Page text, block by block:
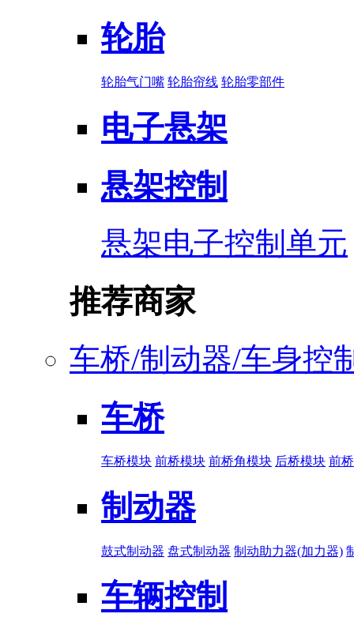
轮胎
轮胎气门嘴 轮胎帘线 轮胎零部件
电子悬架
悬架控制
悬架电子控制单元
推荐商家
车桥/制动器/车身控
车桥
车桥模块 前桥模块 前桥角模块 后桥模块 前桥
制动器
鼓式制动器 盘式制动器 制动助力器(加力器)
车辆控制